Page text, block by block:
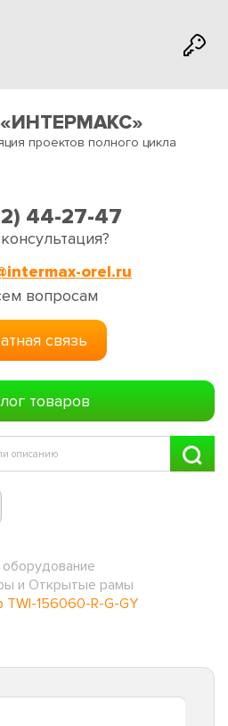
проектов полного цикла
44-27-47
orel.ru
вопросам
связь
товаров
и Открытые рамы
156060-R-G-GY